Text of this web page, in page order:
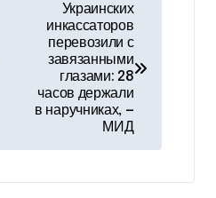
Украинских
инкассаторов
перевозили с
завязанными
глазами: 28
часов держали
в наручниках, —
МИД